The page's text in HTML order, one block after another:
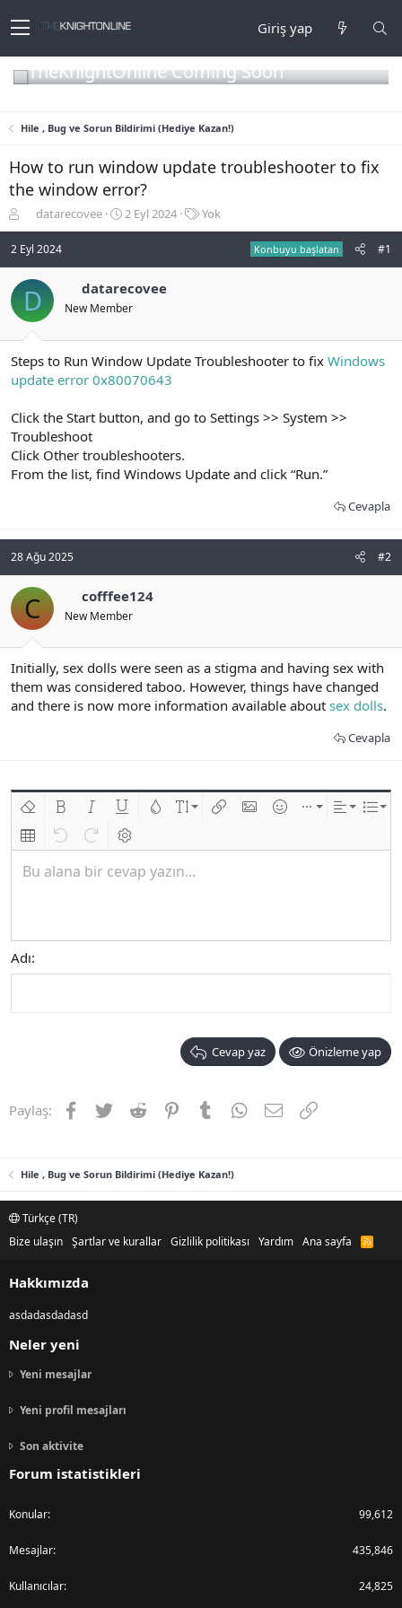
Giriş yap
TheKnightOnline Coming Soon
Hile , Bug ve Sorun Bildirimi (Hediye Kazan!)
How to run window update troubleshooter to fix
the window error?
o
n
u
y
u
b
a
ş
l
a
a
n
datarecovee
B
a
n
g
ç
t
a
h
2 Eyl 2024
E
t
r
Yok
2 Eyl 2024 Konbuyu başlatan #1
D datarecovee
New Member
Steps to Run Window Update Troubleshooter to fix Windows
update error 0x80070643
Click the Start button, and go to Settings >> System >>
Troubleshoot
Click Other troubleshooters.
From the list, find Windows Update and click “Run.”
Cevapla
28 Ağu 2025 #2
C cofffee124
New Member
Initially, sex dolls were seen as a stigma and having sex with
them was considered taboo. However, things have changed
and there is now more information available about sex dolls.
Cevapla
Biçimlendirmeyi kaldır
Kalın Yatık Altını çiz
Bu alana bir cevap yazın...
Adı
Cevap yaz Önizleme yap
Paylaş: Facebook
TwitterReddit PinterestTumblrWhatsApp
E-postaLink
Hile , Bug ve Sorun Bildirimi (Hediye Kazan!)
Türkçe (TR)
Bize ulaşın Şartlar ve kurallar Gizlilik politikası Yardım Ana sayfa
R
Hakkımızda
asdadasdadasd
Neler yeni
Yeni mesajlar
Yeni profil mesajları
Son aktivite
Forum istatistikleri
Konular 99,612
Mesajlar 435,846
Kullanıcılar 24,825